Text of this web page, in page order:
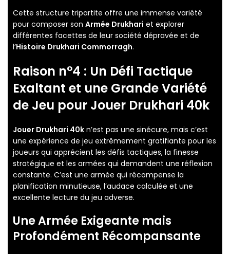
Cette structure tripartite offre une immense variété
pour composer son Armée Drukhari et explorer
différentes facettes de leur société dépravée et de
l’Histoire Drukhari Commorragh.
Raison n°4 : Un Défi Tactique
Exaltant et une Grande Variété
de Jeu pour Jouer Drukhari 40k
Jouer Drukhari 40k n’est pas une sinécure, mais c’est
une expérience de jeu extrêmement gratifiante pour les
joueurs qui apprécient les défis tactiques, la finesse
stratégique et les armées qui demandent une réflexion
constante. C’est une armée qui récompense la
planification minutieuse, l’audace calculée et une
excellente lecture du jeu adverse.
Une Armée Exigeante mais
Profondément Récompansante